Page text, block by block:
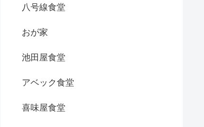
八号線食堂
おが家
池田屋食堂
アベック食堂
喜味屋食堂